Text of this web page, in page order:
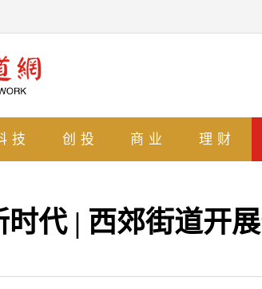
技 创投 商业 理财
代 | 西郊街道开